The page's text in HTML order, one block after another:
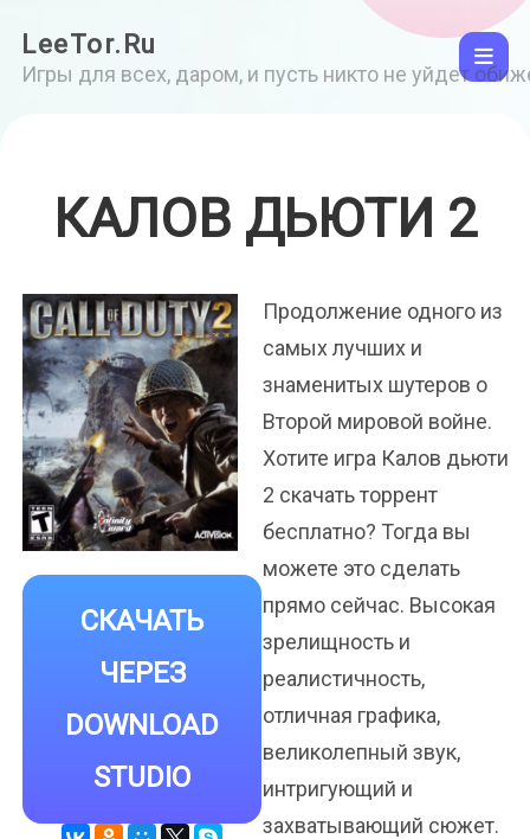
LeeTor.Ru
Игры для всех, даром, и пусть никто не уйдет
КАЛОВ ДЬЮТИ 2
СКАЧАТЬ
ЧЕРЕЗ
DOWNLOAD
STUDIO
Продолжение одного из
самых лучших и
знаменитых шутеров о
Второй мировой войне.
Хотите игра Калов дьюти
2 скачать торрент
бесплатно? Тогда вы
можете это сделать
прямо сейчас. Высокая
зрелищность и
реалистичность,
отличная графика,
великолепный звук,
интригующий и
захватывающий сюжет.